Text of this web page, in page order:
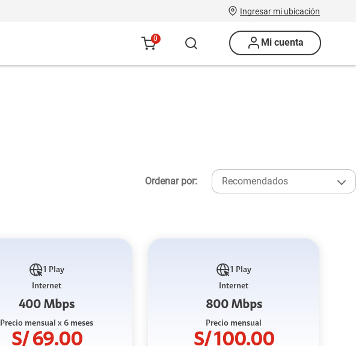
Ingresar mi ubicación
0 Mi cuenta
Ordenar por: Recomendados
1 Play
Internet
400 Mbps
Precio mensual x 6 meses
S/69.00
1 Play
Internet
800 Mbps
Precio mensual
S/100.00